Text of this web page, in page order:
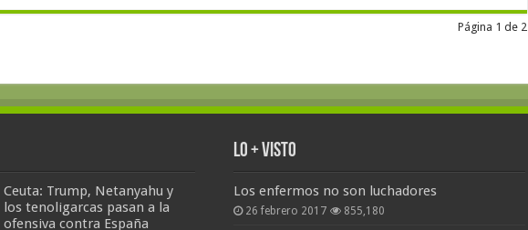
Página 1 de 2
Ceuta: Trump, Netanyahu y
los tenoligarcas pasan a la
ofensiva contra España
Lo + Visto
Los enfermos no son luchadores
26 febrero 2017 855,180